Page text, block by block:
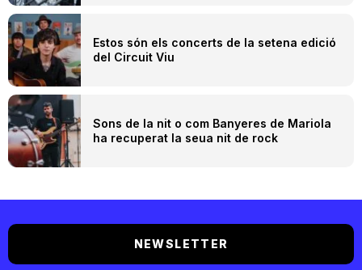
Estos són els concerts de la setena edició
del Circuit Viu
Sons de la nit o com Banyeres de Mariola
ha recuperat la seua nit de rock
NEWSLETTER